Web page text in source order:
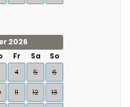
2026
Fr Sa
So
4 5 6
11 12 13